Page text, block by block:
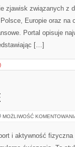
zjawisk związanych z
Europie oraz na
Portal opisuje
[…]
MOŻLIWOŚĆ
i aktywność